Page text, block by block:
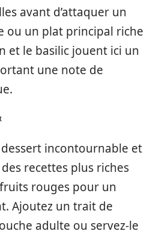
avant d’attaquer un
ou un plat principal riche
et le basilic jouent ici un
une note de
incontournable et
recettes plus riches
rouges pour un
Ajoutez un trait de
adulte ou servez-le